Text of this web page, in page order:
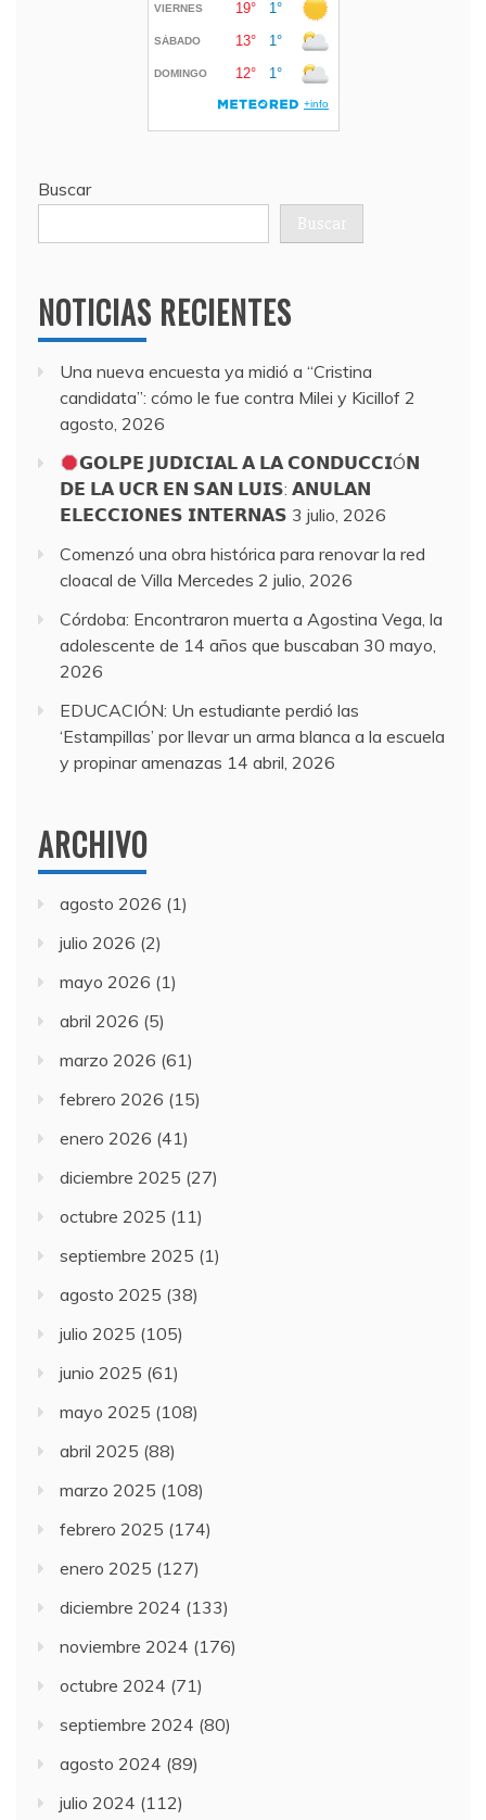
Buscar
Buscar
NOTICIAS RECIENTES
Una nueva encuesta ya midió a “Cristina
candidata”: cómo le fue contra Milei y Kicillof 2
agosto, 2026
𝗚𝗢𝗟𝗣𝗘 𝗝𝗨𝗗𝗜𝗖𝗜𝗔𝗟 𝗔 𝗟𝗔 𝗖𝗢𝗡𝗗𝗨𝗖𝗖𝗜Ó𝗡
𝗗𝗘 𝗟𝗔 𝗨𝗖𝗥 𝗘𝗡 𝗦𝗔𝗡 𝗟𝗨𝗜𝗦: 𝗔𝗡𝗨𝗟𝗔𝗡
𝗘𝗟𝗘𝗖𝗖𝗜𝗢𝗡𝗘𝗦 𝗜𝗡𝗧𝗘𝗥𝗡𝗔𝗦 3 julio, 2026
Comenzó una obra histórica para renovar la red
cloacal de Villa Mercedes 2 julio, 2026
Córdoba: Encontraron muerta a Agostina Vega, la
adolescente de 14 años que buscaban 30 mayo,
2026
EDUCACIÓN: Un estudiante perdió las
‘Estampillas’ por llevar un arma blanca a la escuela
y propinar amenazas 14 abril, 2026
ARCHIVO
agosto 2026 (1)
julio 2026 (2)
mayo 2026 (1)
abril 2026 (5)
marzo 2026 (61)
febrero 2026 (15)
enero 2026 (41)
diciembre 2025 (27)
octubre 2025 (11)
septiembre 2025 (1)
agosto 2025 (38)
julio 2025 (105)
junio 2025 (61)
mayo 2025 (108)
abril 2025 (88)
marzo 2025 (108)
febrero 2025 (174)
enero 2025 (127)
diciembre 2024 (133)
noviembre 2024 (176)
octubre 2024 (71)
septiembre 2024 (80)
agosto 2024 (89)
julio 2024 (112)